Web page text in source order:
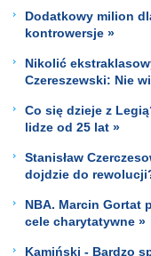
Dodatkowy milion
kontrowersje »
Nikolić
Czereszewski: Nie
Co się dzieje z
lidze od 25 lat »
Stanisław
dojdzie do
NBA. Marcin Gortat
cele charytatywne »
Kamiński - Bardzo